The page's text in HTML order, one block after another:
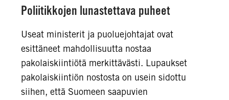
Poliitikkojen lunastettava puheet
Useat ministerit ja puoluejohtajat ovat
esittäneet mahdollisuutta nostaa
pakolaiskiintiötä merkittävästi. Lupaukset
pakolaiskiintiön nostosta on usein sidottu
siihen, että Suomeen saapuvien